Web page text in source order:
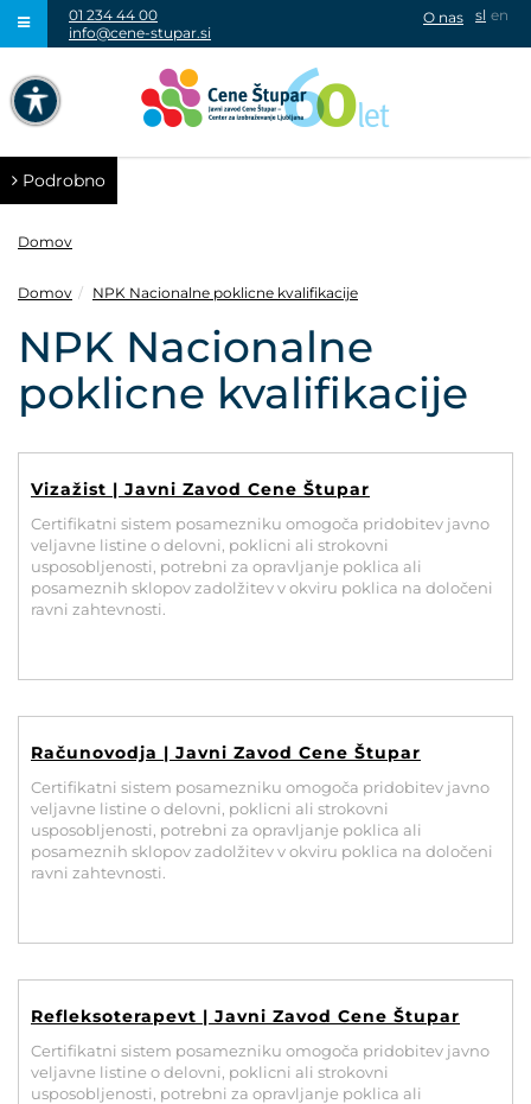
NAVIGACIJA PREKO TIPKOVNICE
SIVINE
POVEČAJ PISAVO
POMANJŠAJ PISAVO
PODČRTAJ POVEZAVE
ZEMLJEVID STRANI
01 234 44 00
info@cene-stupar.si
sl en
O nas
Podrobno
Domov
Domov NPK Nacionalne poklicne kvalifikacije
NPK Nacionalne
poklicne kvalifikacije
Vizažist | Javni Zavod Cene Štupar
Certifikatni sistem posamezniku omogoča pridobitev javno
veljavne listine o delovni, poklicni ali strokovni
usposobljenosti, potrebni za opravljanje poklica ali
posameznih sklopov zadolžitev v okviru poklica na določeni
ravni zahtevnosti.
Računovodja | Javni Zavod Cene Štupar
Certifikatni sistem posamezniku omogoča pridobitev javno
veljavne listine o delovni, poklicni ali strokovni
usposobljenosti, potrebni za opravljanje poklica ali
posameznih sklopov zadolžitev v okviru poklica na določeni
ravni zahtevnosti.
Refleksoterapevt | Javni Zavod Cene Štupar
Certifikatni sistem posamezniku omogoča pridobitev javno
veljavne listine o delovni, poklicni ali strokovni
usposobljenosti, potrebni za opravljanje poklica ali